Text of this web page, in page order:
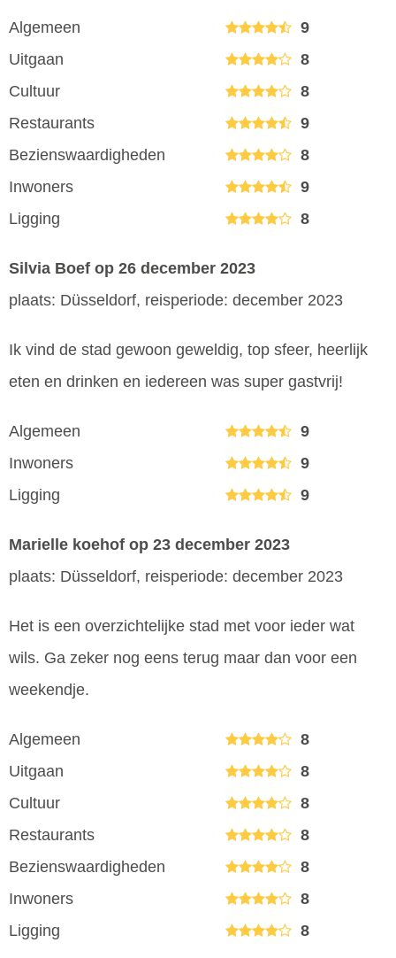
Algemeen
9
Uitgaan
8
Cultuur
8
Restaurants
9
Bezienswaardigheden
8
Inwoners
9
Ligging
8
Silvia Boef op 26 december 2023
plaats: Düsseldorf, reisperiode: december 2023
Ik vind de stad gewoon geweldig, top sfeer, heerlijk
eten en drinken en iedereen was super gastvrij!
Algemeen
9
Inwoners
9
Ligging
9
Marielle koehof op 23 december 2023
plaats: Düsseldorf, reisperiode: december 2023
Het is een overzichtelijke stad met voor ieder wat
wils. Ga zeker nog eens terug maar dan voor een
weekendje.
Algemeen
8
Uitgaan
8
Cultuur
8
Restaurants
8
Bezienswaardigheden
8
Inwoners
8
Ligging
8